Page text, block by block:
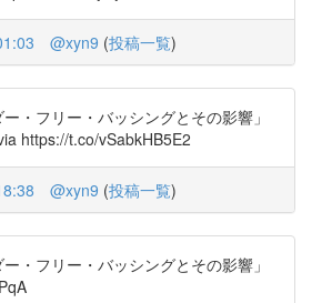
@xyn9 (投稿一覧)
・フリー・バッシングとその影響」
https://t.co/vSabkHB5E2
@xyn9 (投稿一覧)
・フリー・バッシングとその影響」